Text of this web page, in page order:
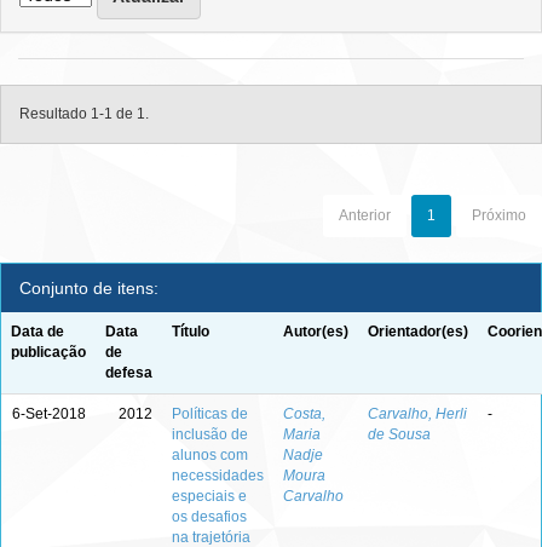
Resultado 1-1 de 1.
Anterior 1 Próximo
Conjunto de itens:
Data de
publicação
Data
de
defesa
Título Autor(es) Orientador(es)
6-Set-2018 2012
Políticas de
inclusão de
alunos com
necessidades
especiais e
os desafios
na trajetória
Costa,
Maria
Nadje
Moura
Carvalho
Carvalho, Herli
de Sousa
-